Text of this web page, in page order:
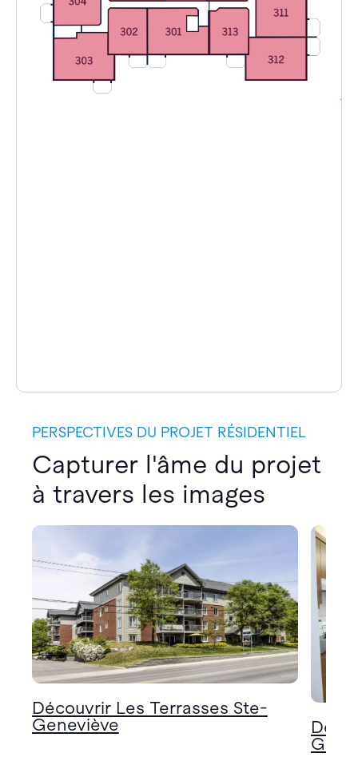
PERSPECTIVES DU PROJET RÉSIDENTIEL
Capturer l'âme du projet
à travers les images
Découvrir Les Terrasses Ste-
Geneviève